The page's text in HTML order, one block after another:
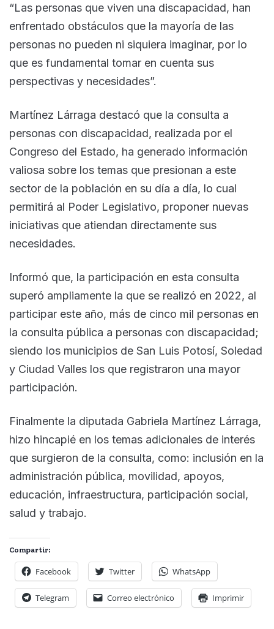
“Las personas que viven una discapacidad, han
enfrentado obstáculos que la mayoría de las
personas no pueden ni siquiera imaginar, por lo
que es fundamental tomar en cuenta sus
perspectivas y necesidades”.
Martínez Lárraga destacó que la consulta a
personas con discapacidad, realizada por el
Congreso del Estado, ha generado información
valiosa sobre los temas que presionan a este
sector de la población en su día a día, lo cual
permitirá al Poder Legislativo, proponer nuevas
iniciativas que atiendan directamente sus
necesidades.
Informó que, la participación en esta consulta
superó ampliamente la que se realizó en 2022, al
participar este año, más de cinco mil personas en
la consulta pública a personas con discapacidad;
siendo los municipios de San Luis Potosí, Soledad
y Ciudad Valles los que registraron una mayor
participación.
Finalmente la diputada Gabriela Martínez Lárraga,
hizo hincapié en los temas adicionales de interés
que surgieron de la consulta, como: inclusión en la
administración pública, movilidad, apoyos,
educación, infraestructura, participación social,
salud y trabajo.
Compartir:
Facebook Twitter WhatsApp
Telegram Correo electrónico Imprimir